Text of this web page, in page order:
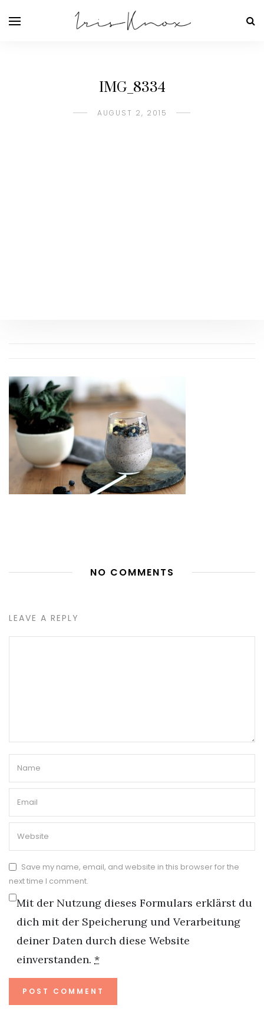
IMG_8334
AUGUST 2, 2015
NO COMMENTS
LEAVE A REPLY
Save my name, email, and website in this browser for the
next time I comment.
Mit der Nutzung dieses Formulars erklärst du
dich mit der Speicherung und Verarbeitung
deiner Daten durch diese Website
einverstanden. *